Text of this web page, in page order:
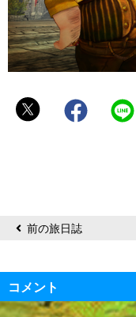
パ
前の旅日誌
コメント